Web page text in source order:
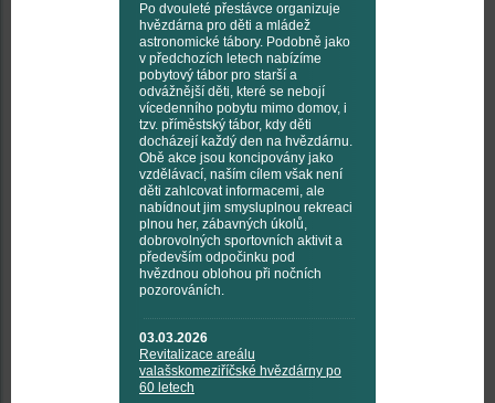
Po dvouleté přestávce organizuje
hvězdárna pro děti a mládež
astronomické tábory. Podobně jako
v předchozích letech nabízíme
pobytový tábor pro starší a
odvážnější děti, které se nebojí
vícedenního pobytu mimo domov, i
tzv. příměstský tábor, kdy děti
docházejí každý den na hvězdárnu.
Obě akce jsou koncipovány jako
vzdělávací, naším cílem však není
děti zahlcovat informacemi, ale
nabídnout jim smysluplnou rekreaci
plnou her, zábavných úkolů,
dobrovolných sportovních aktivit a
především odpočinku pod
hvězdnou oblohou při nočních
pozorováních.
03.03.2026
Revitalizace areálu
valašskomeziříčské hvězdárny po
60 letech